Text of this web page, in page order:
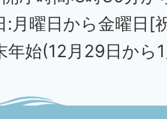
:月曜日から金曜日[
年始(12月29日から